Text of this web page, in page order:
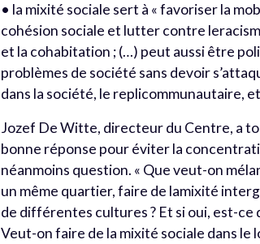
• la mixité sociale sert à « favoriser la
cohésion sociale et lutter contre
et la cohabitation ; (…) peut aussi être
problèmes de société sans devoir
dans la société, le replicommunautaire,
Jozef De Witte, directeur du Centre, a
bonne réponse pour éviter la
néanmoins question. « Que veut-on
un même quartier, faire de lamixité
de différentes cultures ? Et si oui, est-
Veut-on faire de la mixité sociale dans